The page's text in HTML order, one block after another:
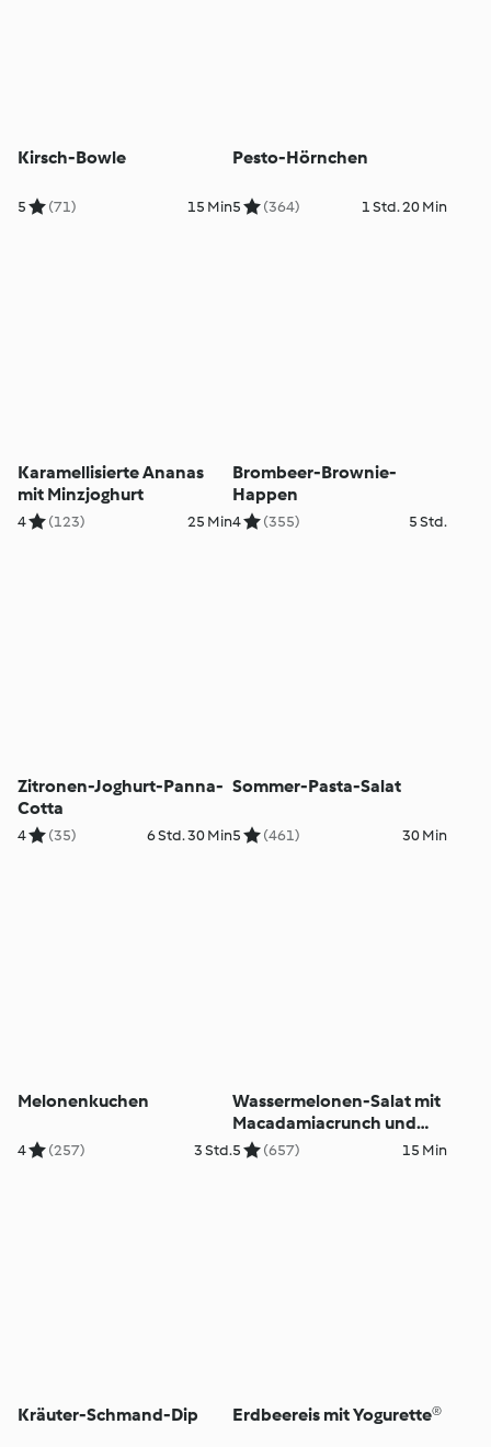
Kirsch-Bowle
5 (71) 15 Min
Pesto-Hörnchen
5 (364) 1 Std. 20 Min
Karamellisierte Ananas
mit Minzjoghurt
4 (123) 25 Min
Brombeer-Brownie-
Happen
4 (355) 5 Std.
Zitronen-Joghurt-Panna-
Cotta
4 (35) 6 Std. 30 Min
Sommer-Pasta-Salat
5 (461) 30 Min
Melonenkuchen
4 (257) 3 Std.
Wassermelonen-Salat mit
Macadamiacrunch und
Fetacreme
5 (657) 15 Min
Kräuter-Schmand-Dip Erdbeereis mit Yogurette®